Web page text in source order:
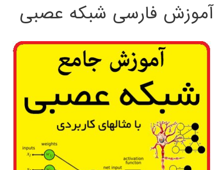
آموزش فارسی شبکه عصبی